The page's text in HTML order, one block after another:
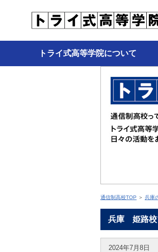
トライ式高等学院について
通信制高校TOP ＞ 兵庫
兵庫 姫路校
2024年7月8日